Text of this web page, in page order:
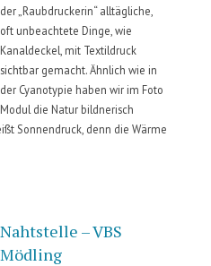
der „Raubdruckerin“ alltägliche,
oft unbeachtete Dinge, wie
Kanaldeckel, mit Textildruck
sichtbar gemacht. Ähnlich wie in
der Cyanotypie haben wir im Foto
Modul die Natur bildnerisch
Sonnendruck, denn die Wärme
Nahtstelle – VBS
Mödling